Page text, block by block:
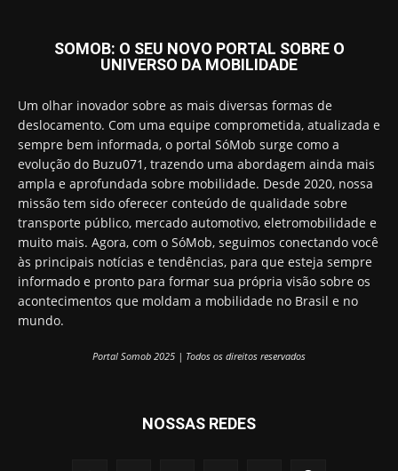
SOMOB: O SEU NOVO PORTAL SOBRE O
UNIVERSO DA MOBILIDADE
Um olhar inovador sobre as mais diversas formas de
deslocamento. Com uma equipe comprometida, atualizada e
sempre bem informada, o portal SóMob surge como a
evolução do Buzu071, trazendo uma abordagem ainda mais
ampla e aprofundada sobre mobilidade. Desde 2020, nossa
missão tem sido oferecer conteúdo de qualidade sobre
transporte público, mercado automotivo, eletromobilidade e
muito mais. Agora, com o SóMob, seguimos conectando você
às principais notícias e tendências, para que esteja sempre
informado e pronto para formar sua própria visão sobre os
acontecimentos que moldam a mobilidade no Brasil e no
mundo.
Portal Somob 2025 | Todos os direitos reservados
NOSSAS REDES